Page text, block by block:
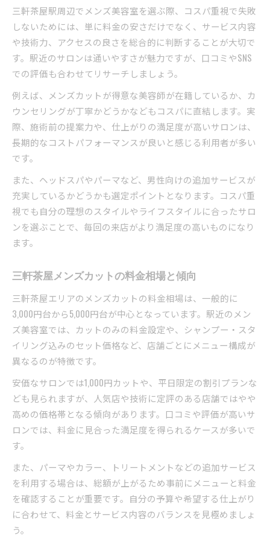
三軒茶屋駅周辺でメンズ美容室を選ぶ際、コスパ重視で失敗
しないためには、単に料金の安さだけでなく、サービス内容
や技術力、アクセスの良さを総合的に判断することが大切で
す。駅近のサロンは通いやすさが魅力ですが、口コミやSNS
での評価も合わせてリサーチしましょう。
例えば、メンズカットが得意な美容師が在籍しているか、カ
ウンセリングが丁寧かどうかなどもコスパに直結します。実
際、施術前の提案力や、仕上がりの満足度が高いサロンは、
長期的なコストパフォーマンスが良いと感じる利用者が多い
です。
また、ヘッドスパやパーマなど、男性向けの追加サービスが
充実しているかどうかも選定ポイントとなります。コスパ重
視でも自分の理想のスタイルやライフスタイルに合ったサロ
ンを選ぶことで、毎回の来店がより満足度の高いものになり
ます。
三軒茶屋メンズカットの料金相場と傾向
三軒茶屋エリアのメンズカットの料金相場は、一般的に
3,000円台から5,000円台が中心となっています。駅近のメン
ズ美容室では、カットのみの料金設定や、シャンプー・スタ
イリング込みのセット価格など、店舗ごとにメニュー構成が
異なるのが特徴です。
安価なサロンでは1,000円カットや、平日限定の割引プランな
ども見られますが、人気店や技術に定評のある店舗ではやや
高めの価格帯となる傾向があります。口コミや評価が高いサ
ロンでは、料金に見合った満足度を得られるケースが多いで
す。
また、パーマやカラー、トリートメントなどの追加サービス
を利用する場合は、総額が上がるため事前にメニューと料金
を確認することが重要です。自分の予算や希望する仕上がり
に合わせて、料金とサービス内容のバランスを見極めましょ
う。